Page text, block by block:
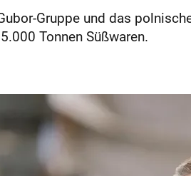
Gruppe und das
Tonnen Süßwaren.